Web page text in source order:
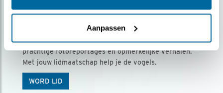
Aanpassen
Ontvang 5 x Vogels voor € 36,00 per jaar
Vogels is het tijdschrift voor onze leden, met
prachtige fotoreportages en opmerkelijke verhalen.
Met jouw lidmaatschap help je de vogels.
WORD LID